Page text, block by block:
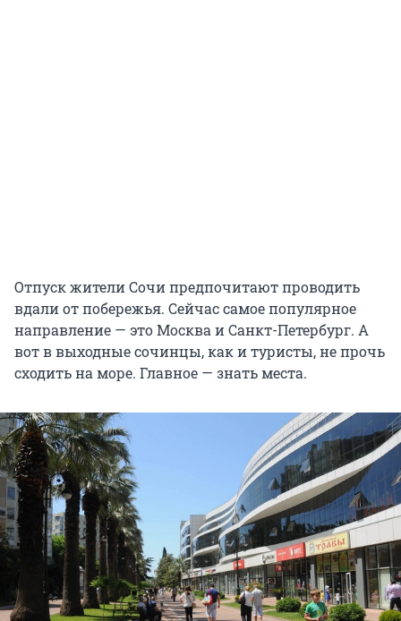
Отпуск жители Сочи предпочитают проводить
вдали от побережья. Сейчас самое популярное
направление — это Москва и Санкт-Петербург. А
вот в выходные сочинцы, как и туристы, не прочь
сходить на море. Главное — знать места.